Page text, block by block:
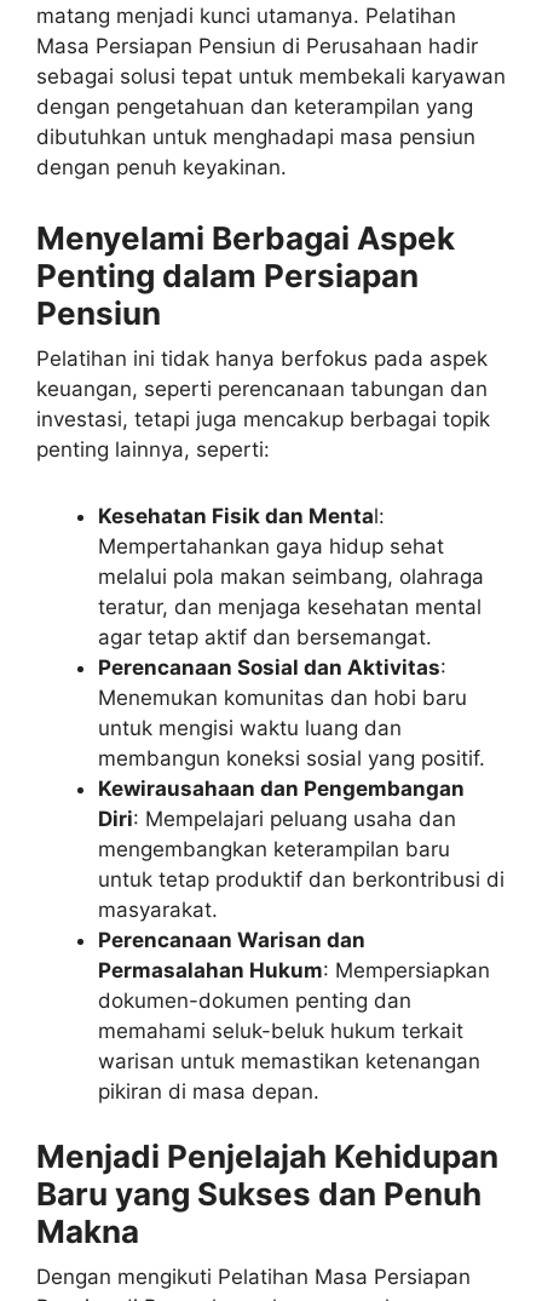
matang menjadi kunci utamanya. Pelatihan
Masa Persiapan Pensiun di Perusahaan hadir
sebagai solusi tepat untuk membekali karyawan
dengan pengetahuan dan keterampilan yang
dibutuhkan untuk menghadapi masa pensiun
dengan penuh keyakinan.
Menyelami Berbagai Aspek
Penting dalam Persiapan
Pensiun
Pelatihan ini tidak hanya berfokus pada aspek
keuangan, seperti perencanaan tabungan dan
investasi, tetapi juga mencakup berbagai topik
penting lainnya, seperti:
Kesehatan Fisik dan Mental:
Mempertahankan gaya hidup sehat
melalui pola makan seimbang, olahraga
teratur, dan menjaga kesehatan mental
agar tetap aktif dan bersemangat.
Perencanaan Sosial dan Aktivitas:
Menemukan komunitas dan hobi baru
untuk mengisi waktu luang dan
membangun koneksi sosial yang positif.
Kewirausahaan dan Pengembangan
Diri: Mempelajari peluang usaha dan
mengembangkan keterampilan baru
untuk tetap produktif dan berkontribusi di
masyarakat.
Perencanaan Warisan dan
Permasalahan Hukum: Mempersiapkan
dokumen-dokumen penting dan
memahami seluk-beluk hukum terkait
warisan untuk memastikan ketenangan
pikiran di masa depan.
Menjadi Penjelajah Kehidupan
Baru yang Sukses dan Penuh
Makna
Dengan mengikuti Pelatihan Masa Persiapan